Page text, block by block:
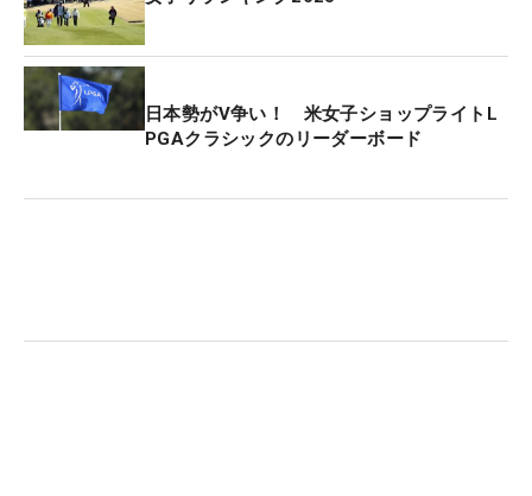
日本勢がV争い！ 米女子ショップライトL
PGAクラシックのリーダーボード